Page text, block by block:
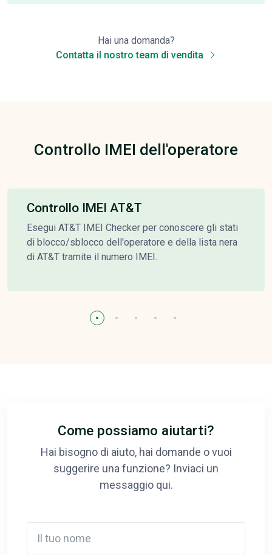
Hai una domanda?
Contatta il nostro team di vendita
Controllo IMEI dell'operatore
Controllo IMEI AT&T
Esegui AT&T IMEI Checker per conoscere gli stati
di blocco/sblocco dell'operatore e della lista nera
di AT&T tramite il numero IMEI.
Come possiamo aiutarti?
Hai bisogno di aiuto, hai domande o vuoi
suggerire una funzione? Inviaci un
messaggio qui.